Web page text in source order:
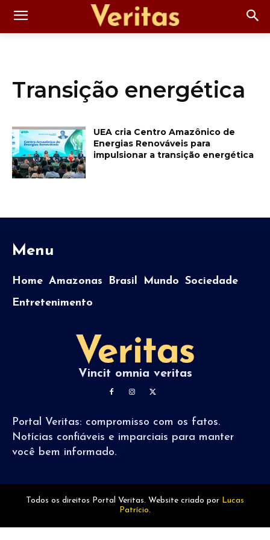
Transição energética
UEA cria Centro Amazônico de
Energias Renováveis para
impulsionar a transição energética
Menu
Home Amazonas Brasil Mundo Sociedade
Entretenimento
Vincit omnia veritas
Portal Veritas: compromisso com os fatos.
Notícias confiáveis e imparciais para manter
você bem informado.
Todos os direitos Portal Veritas. Website criado por Lucas
Patrício.